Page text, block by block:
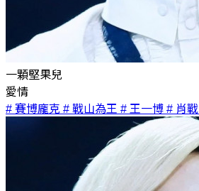
一顆堅果兒
愛情
# 賽博龐克 # 戰山為王 # 王一博 # 肖戰